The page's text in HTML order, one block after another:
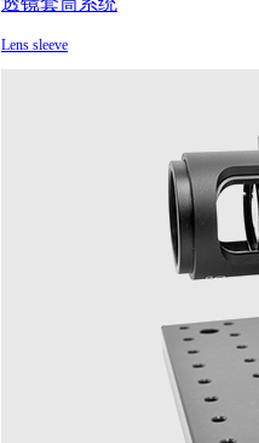
Lens sleeve